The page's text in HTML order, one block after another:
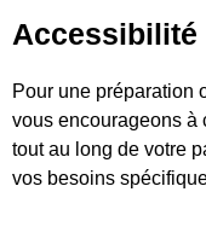
Accessibilité
Pour une préparation
vous encourageons à
tout au long de votre
vos besoins